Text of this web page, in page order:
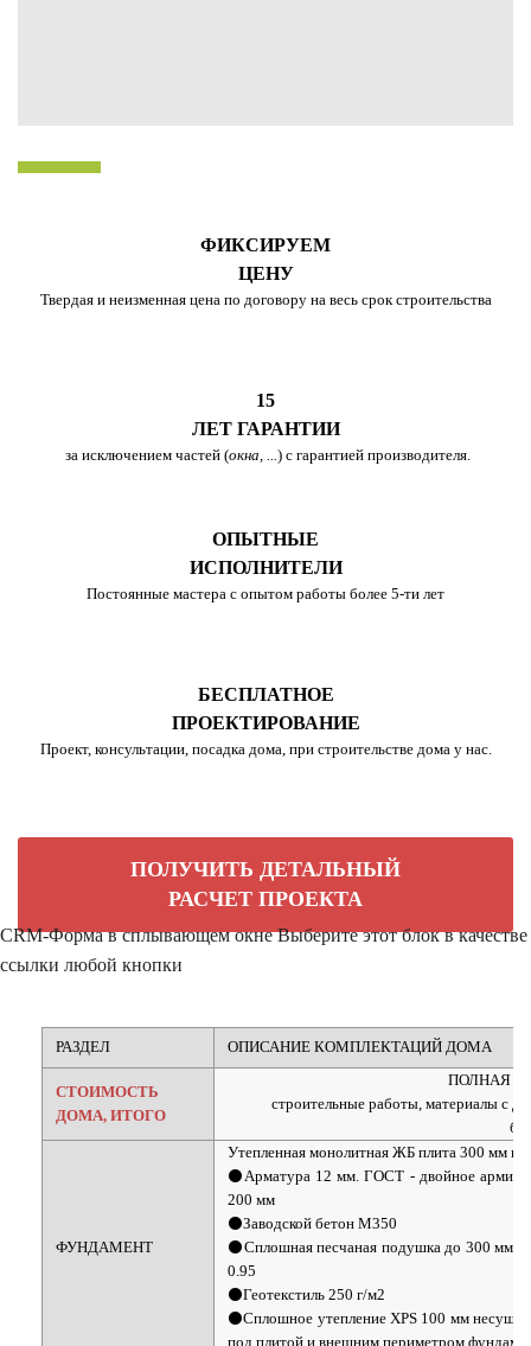
ФИКСИРУЕМ
ЦЕНУ
Твердая и неизменная цена по договору на весь срок строительства
15
ЛЕТ ГАРАНТИИ
за исключением частей (окна, ... ) с гарантией производителя.
ОПЫТНЫЕ
ИСПОЛНИТЕЛИ
Постоянные мастера с опытом работы более 5-ти лет
БЕСПЛАТНОЕ
ПРОЕКТИРОВАНИЕ
Проект, консультации, посадка дома, при строительстве дома у нас.
ПОЛУЧИТЬ ДЕТАЛЬНЫЙ
РАСЧЕТ ПРОЕКТА
CRM-Форма в сплывающем окне Выберите этот блок в качестве
ссылки любой кнопки
РАЗДЕЛ ОПИСАНИЕ КОМПЛЕКТАЦИЙ ДОМА
СТОИМОСТЬ
ДОМА, ИТОГО
ПОЛНАЯ
строительные работы, материалы с
ФУНДАМЕНТ
Утепленная монолитная ЖБ плита 300 мм
⚫Арматура 12 мм. ГОСТ - двойное
200 мм
⚫Заводской бетон М350
⚫Сплошная песчаная подушка до 300 мм
0.95
⚫Геотекстиль 250 г/м2
⚫Сплошное утепление XPS 100 мм
под плитой и внешним периметром